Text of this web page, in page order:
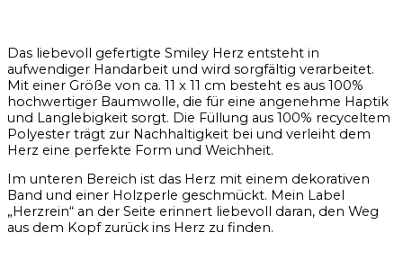
Das liebevoll gefertigte Smiley Herz entsteht in
aufwendiger Handarbeit und wird sorgfältig verarbeitet.
Mit einer Größe von ca. 11 x 11 cm besteht es aus 100%
hochwertiger Baumwolle, die für eine angenehme Haptik
und Langlebigkeit sorgt. Die Füllung aus 100% recyceltem
Polyester trägt zur Nachhaltigkeit bei und verleiht dem
Herz eine perfekte Form und Weichheit.
Im unteren Bereich ist das Herz mit einem dekorativen
Band und einer Holzperle geschmückt. Mein Label
„Herzrein“ an der Seite erinnert liebevoll daran, den Weg
aus dem Kopf zurück ins Herz zu finden.